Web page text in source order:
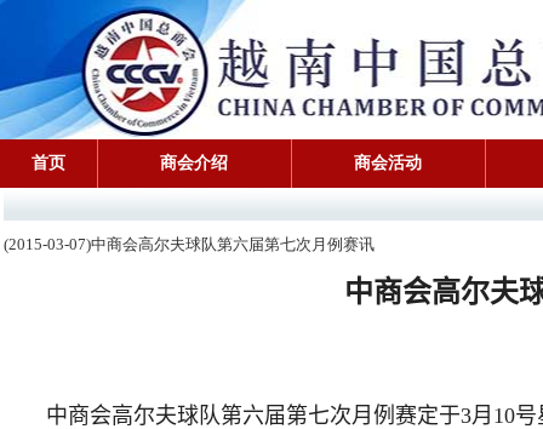
首页 商会介绍 商会活动
(2015-03-07)中商会高尔夫球队第六届第七次月例赛讯
中商会高尔夫
中商会高尔夫球队第六届第七次月例赛定于3月 10号